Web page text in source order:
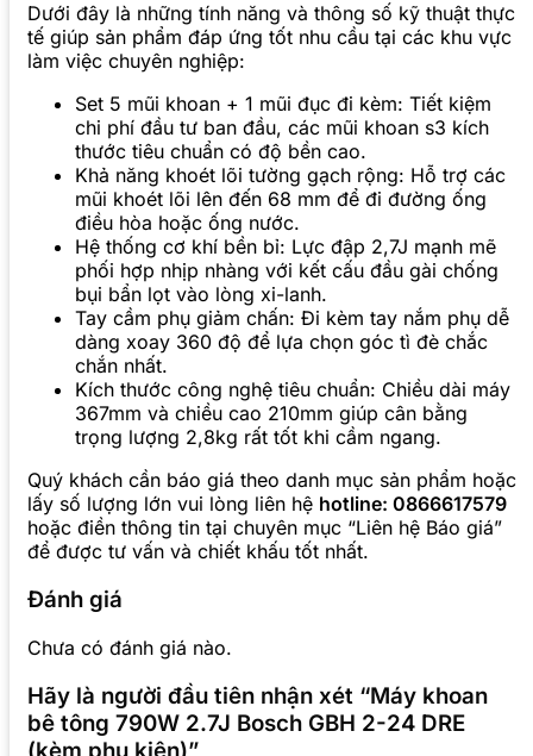
Dưới đây là những tính năng và thông số kỹ thuật thực
tế giúp sản phẩm đáp ứng tốt nhu cầu tại các khu vực
làm việc chuyên nghiệp:
Set 5 mũi khoan + 1 mũi đục đi kèm: Tiết kiệm
chi phí đầu tư ban đầu, các mũi khoan s3 kích
thước tiêu chuẩn có độ bền cao.
Khả năng khoét lõi tường gạch rộng: Hỗ trợ các
mũi khoét lõi lên đến 68 mm để đi đường ống
điều hòa hoặc ống nước.
Hệ thống cơ khí bền bỉ: Lực đập 2,7J mạnh mẽ
phối hợp nhịp nhàng với kết cấu đầu gài chống
bụi bẩn lọt vào lòng xi-lanh.
Tay cầm phụ giảm chấn: Đi kèm tay nắm phụ dễ
dàng xoay 360 độ để lựa chọn góc tì đè chắc
chắn nhất.
Kích thước công nghệ tiêu chuẩn: Chiều dài máy
367mm và chiều cao 210mm giúp cân bằng
trọng lượng 2,8kg rất tốt khi cầm ngang.
Quý khách cần báo giá theo danh mục sản phẩm hoặc
lấy số lượng lớn vui lòng liên hệ hotline: 0866617579
hoặc điền thông tin tại chuyên mục “Liên hệ Báo giá”
để được tư vấn và chiết khấu tốt nhất.
Đánh giá
Chưa có đánh giá nào.
Hãy là người đầu tiên nhận xét “Máy khoan
bê tông 790W 2.7J Bosch GBH 2-24 DRE
(kèm phụ kiện)”